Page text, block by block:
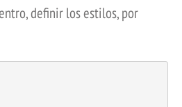
definir los estilos, por